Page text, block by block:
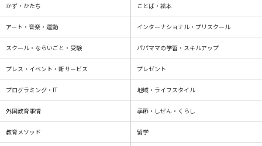
かず・かたち ことば・絵本
アート・音楽・運動 インターナショナル・プリスクール
スクール・ならいごと・受験 パパママの学習・スキルアップ
プレス・イベント・新サービス プレゼント
プログラミング・IT 地域・ライフスタイル
外国教育事情 季節・しぜん・くらし
教育メソッド 留学